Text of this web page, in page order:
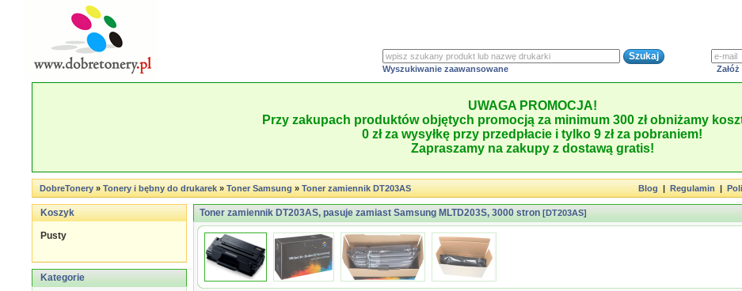
Wyszukiwanie zaawansowane
UWAGA PROMOCJA!
Przy zakupach produktów objętych promocją za minimum 300 zł obniżamy
0 zł za wysyłkę przy przedpłacie i tylko 9 zł za pobraniem!
Zapraszamy na zakupy z dostawą gratis!
DobreTonery»Tonery i bębny do drukarek»Toner Samsung»Toner zamiennik DT203AS Blog|Regulamin|
Koszyk
Pusty
Kategorie
Toner zamiennik DT203AS, pasuje zamiast Samsung MLTD203S, 3000 stron [DT203AS]